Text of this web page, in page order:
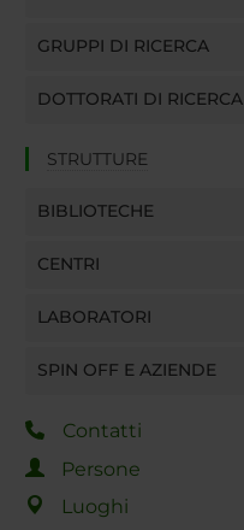
GRUPPI DI RICERCA
DOTTORATI DI RICERCA
STRUTTURE
BIBLIOTECHE
CENTRI
LABORATORI
SPIN OFF E AZIENDE
Contatti
Persone
Luoghi